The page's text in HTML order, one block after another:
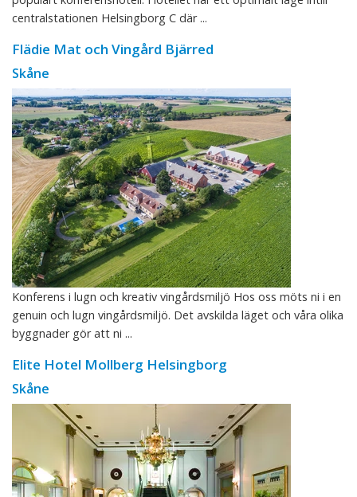
centralstationen Helsingborg C där ...
Flädie Mat och Vingård Bjärred
Skåne
Konferens i lugn och kreativ vingårdsmiljö Hos oss möts ni i en
genuin och lugn vingårdsmiljö. Det avskilda läget och våra olika
byggnader gör att ni ...
Elite Hotel Mollberg Helsingborg
Skåne